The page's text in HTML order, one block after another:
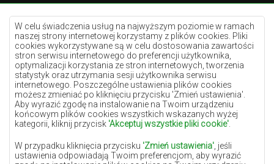
W celu świadczenia usług na najwyższym poziomie w ramach
naszej strony internetowej korzystamy z plików cookies. Pliki
cookies wykorzystywane są w celu dostosowania zawartości
stron serwisu internetowego do preferencji użytkownika,
optymalizacji korzystania ze stron internetowych, tworzenia
statystyk oraz utrzymania sesji użytkownika serwisu
internetowego. Poszczególne ustawienia plików cookies
możesz zmieniać po kliknięciu przycisku 'Zmień ustawienia'.
Aby wyrazić zgodę na instalowanie na Twoim urządzeniu
końcowym plików cookies wszystkich wskazanych wyżej
kategorii, kliknij przycisk 'Akceptuj wszystkie pliki cookie'
W przypadku kliknięcia przycisku 'Zmień ustawienia' , jeśli
ustawienia odpowiadają Twoim preferencjom, aby wyrazić
Dywany kremowe
Dywany lilac
Dywany żółte
Dywany miętowe
Dywany niebieskie
Dywany pomarańczowe
Dywany różowe
Dywany szare
Dywany terakota